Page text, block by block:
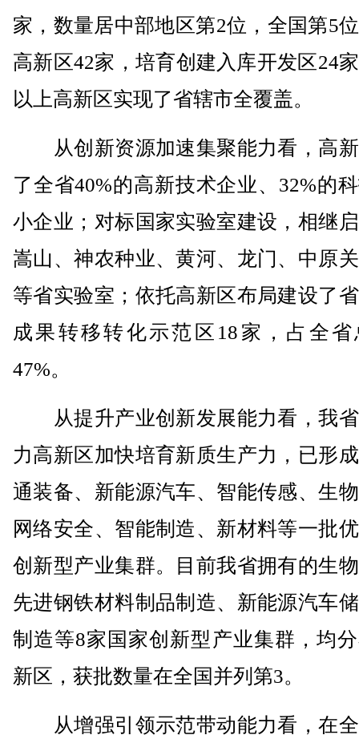
家，数量居中部地区第2位，全国第5
高新区42家，培育创建入库开发区24
以上高新区实现了省辖市全覆盖。
从创新资源加速集聚能力看，高
了全省40%的高新技术企业、32%的
小企业；对标国家实验室建设，相继
嵩山、神农种业、黄河、龙门、中原
等省实验室；依托高新区布局建设了
成果转移转化示范区18家，占全省
47%。
从提升产业创新发展能力看，我
力高新区加快培育新质生产力，已形
通装备、新能源汽车、智能传感、生
网络安全、智能制造、新材料等一批
创新型产业集群。目前我省拥有的生
先进钢铁材料制品制造、新能源汽车
制造等8家国家创新型产业集群，均
新区，获批数量在全国并列第3。
从增强引领示范带动能力看，在